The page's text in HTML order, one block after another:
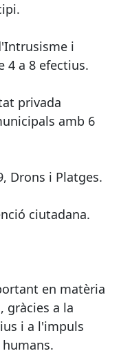
i
4 a 8 efectius.
privada
amb 6
Drons i Platges.
ciutadana.
en matèria
gràcies a la
i a l'impuls